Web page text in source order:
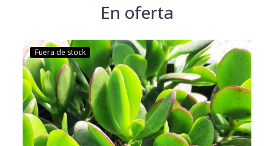
En oferta
Fuera de stock